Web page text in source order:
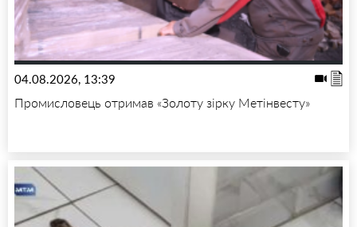
04.08.2026, 13:39
Промисловець отримав «Золоту зірку Метінвесту»